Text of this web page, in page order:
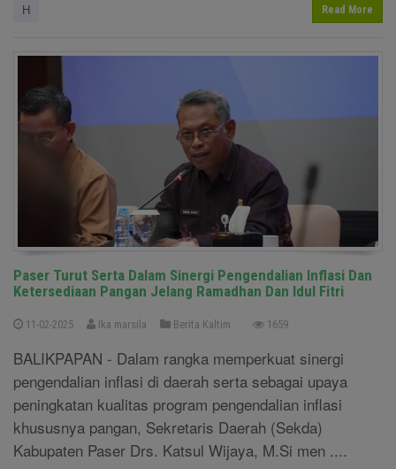
H
Read More
Paser Turut Serta Dalam Sinergi Pengendalian Inflasi Dan
Ketersediaan Pangan Jelang Ramadhan Dan Idul Fitri
11-02-2025 Ika marsila Berita Kaltim 1659
BALIKPAPAN - Dalam rangka memperkuat sinergi
pengendalian inflasi di daerah serta sebagai upaya
peningkatan kualitas program pengendalian inflasi
khususnya pangan, Sekretaris Daerah (Sekda)
Kabupaten Paser Drs. Katsul Wijaya, M.Si men ....